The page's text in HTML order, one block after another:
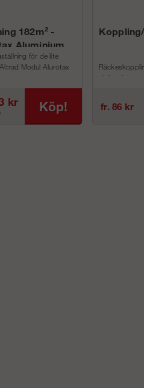
182m² -
Aluminium
för de lite
Modul Alurotax
kr Köp!
räcke ska
fr. 86 kr